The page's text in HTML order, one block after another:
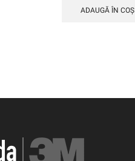
ADAUGĂ ÎN COȘ